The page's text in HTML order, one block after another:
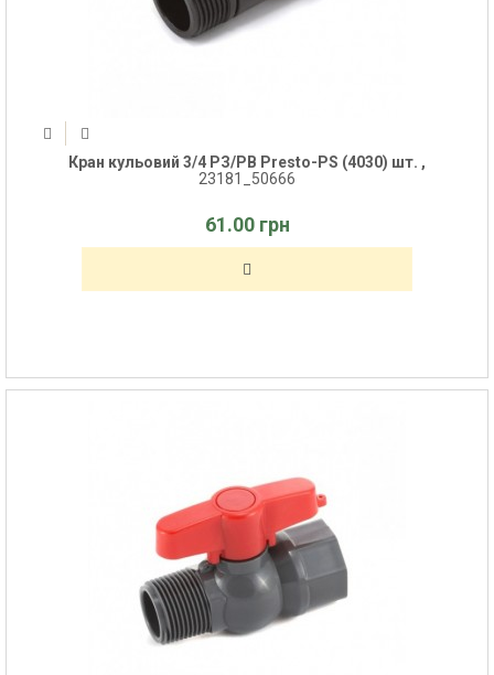
Кран кульовий 3/4 РЗ/РВ Presto-PS (4030) шт. ,
23181_50666
61.00 грн